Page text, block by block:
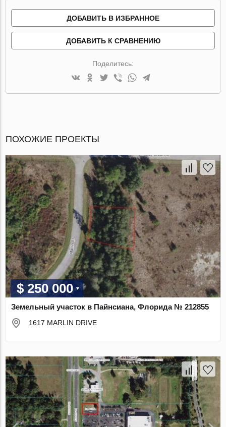
ДОБАВИТЬ В ИЗБРАННОЕ
ДОБАВИТЬ К СРАВНЕНИЮ
Поделитесь:
ПОХОЖИЕ ПРОЕКТЫ
$ 250 000
Земельный участок в Пайнсиана, Флорида № 212855
1617 MARLIN DRIVE